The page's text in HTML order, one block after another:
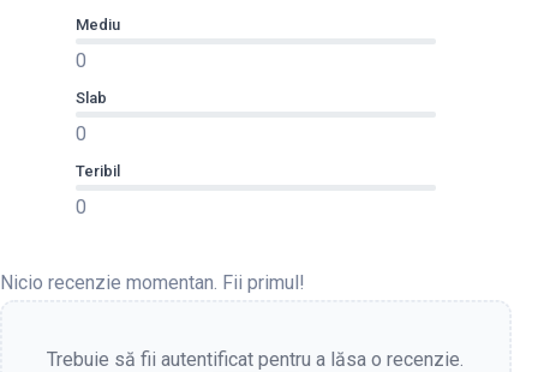
Mediu
0
Slab
0
Teribil
0
Nicio recenzie momentan. Fii primul!
Trebuie să fii autentificat pentru a lăsa o recenzie.